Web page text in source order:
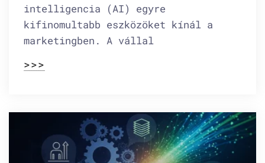
intelligencia (AI) egyre
kifinomultabb eszközöket kínál a
marketingben. A vállal
>>>